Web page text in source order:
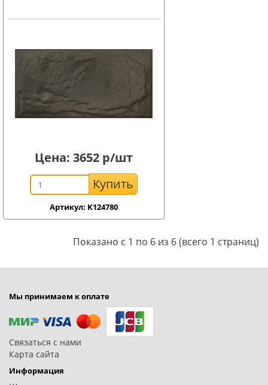
Цена: 3652 р/шт
Купить
Артикул: K124780
Показано с 1 по 6 из 6 (всего 1 страниц)
Мы принимаем к оплате
Связаться с нами
Карта сайта
Информация